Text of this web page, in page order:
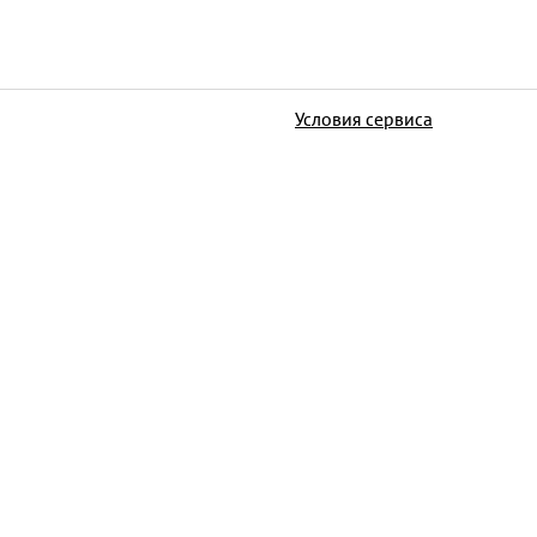
Условия сервиса